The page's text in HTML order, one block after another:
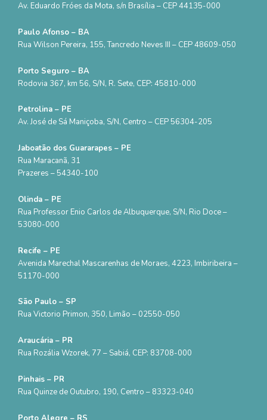
Av. Eduardo Fróes da Mota, s/n Brasília – CEP 44135-000
Paulo Afonso – BA
Rua Wilson Pereira, 155, Tancredo Neves III – CEP 48609-050
Porto Seguro – BA
Rodovia 367, km 56, S/N, R. Sete, CEP: 45810-000
Petrolina – PE
Av. José de Sá Maniçoba, S/N, Centro – CEP 56304-205
Jaboatão dos Guararapes – PE
Rua Maracanã, 31
Prazeres – 54340-100
Olinda – PE
Rua Professor Enio Carlos de Albuquerque, S/N, Rio Doce –
53080-000
Recife – PE
Avenida Marechal Mascarenhas de Moraes, 4223, Imbiribeira –
51170-000
São Paulo – SP
Rua Victorio Primon, 350, Limão – 02550-050
Araucária – PR
Rua Rozália Wzorek, 77 – Sabiá, CEP: 83708-000
Pinhais – PR
Rua Quinze de Outubro, 190, Centro – 83323-040